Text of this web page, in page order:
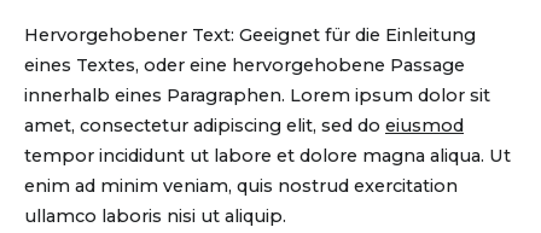
Hervorgehobener Text: Geeignet für die Einleitung
eines Textes, oder eine hervorgehobene Passage
innerhalb eines Paragraphen. Lorem ipsum dolor sit
amet, consectetur adipiscing elit, sed do eiusmod
tempor incididunt ut labore et dolore magna aliqua. Ut
enim ad minim veniam, quis nostrud exercitation
ullamco laboris nisi ut aliquip.